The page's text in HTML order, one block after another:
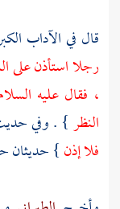
قال في الآداب
رجلا استأذن على
، فقال عليه
النظر} . وفي
فلا إذن} حديثان